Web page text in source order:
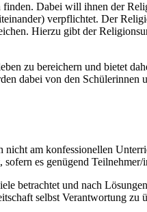
Dabei will ihnen der
verpflichtet. Der
Hierzu gibt der
zu bereichern und bietet
dabei von den Schülerinnen
am konfessionellen
es genügend Teilnehmer/
betrachtet und nach
selbst Verantwortung zu